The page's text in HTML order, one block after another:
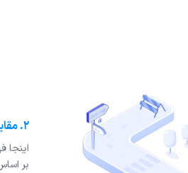
۲. مقایسه و سفارش
اینجا
بر